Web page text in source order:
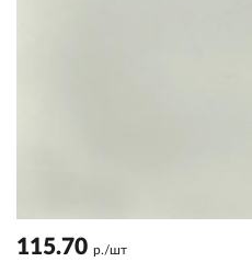
115.70 р./шт